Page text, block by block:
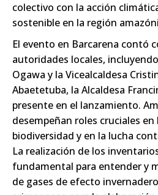
colectivo con la acción
sostenible en la región
El evento en Barcarena contó
autoridades locales,
Ogawa y la Vicealcaldesa
Abaetetuba, la Alcaldesa
presente en el lanzamiento.
desempeñan roles cruciales en
biodiversidad y en la lucha
La realización de los
fundamental para entender y
de gases de efecto